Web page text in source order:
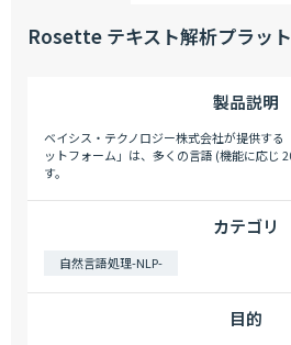
Rosette テキスト解析プラッ
製品説明
ベイシス・テクノロジー株式会社が提供する
ットフォーム」は、多くの言語 (機能に応じ
す。
カテゴリ
自然言語処理-NLP-
目的